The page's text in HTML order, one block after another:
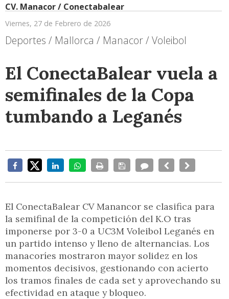
CV. Manacor / Conectabalear
Viernes, 27 de Febrero de 2026
Deportes / Mallorca / Manacor / Voleibol
El ConectaBalear vuela a
semifinales de la Copa
tumbando a Leganés
El ConectaBalear CV Manancor se clasifica para
la semifinal de la competición del K.O tras
imponerse por 3-0 a UC3M Voleibol Leganés en
un partido intenso y lleno de alternancias. Los
manacoríes mostraron mayor solidez en los
momentos decisivos, gestionando con acierto
los tramos finales de cada set y aprovechando su
efectividad en ataque y bloqueo.